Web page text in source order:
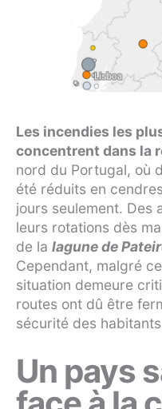
Les incendies les
concentrent dans la
nord du Portugal, où
été réduits en
jours seulement. Des
leurs rotations dès
de la lagune de
Cependant, malgré
situation demeure
routes ont dû être
sécurité des
Un pays